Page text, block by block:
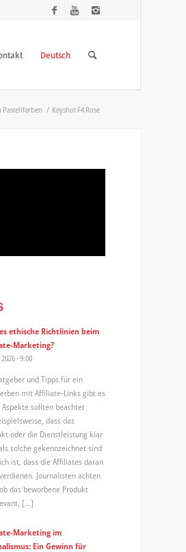
Deutsch
Pastellfarben / Keyshot F4 Rose
ethische Richtlinien beim
Marketing?
- 9:00
und Tipps für ein
mit Affiliate-Links gibt es
sollten beachtet
dass das
oder die Dienstleistung klar
solche gekennzeichnet sind
ist, dass die Affiliates daran
Journalisten achten
das beworbene Produkt
[…]
Marketing im
Ein Gewinn für